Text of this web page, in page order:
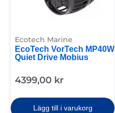
EcoTech VorTech MP40W
Quiet Drive Mobius
4399,00 kr
Lägg till i varukorg
Ecotech Marine